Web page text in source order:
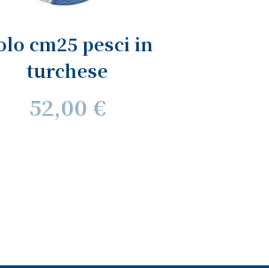
cm25 pesci in
turchese
52,00 €